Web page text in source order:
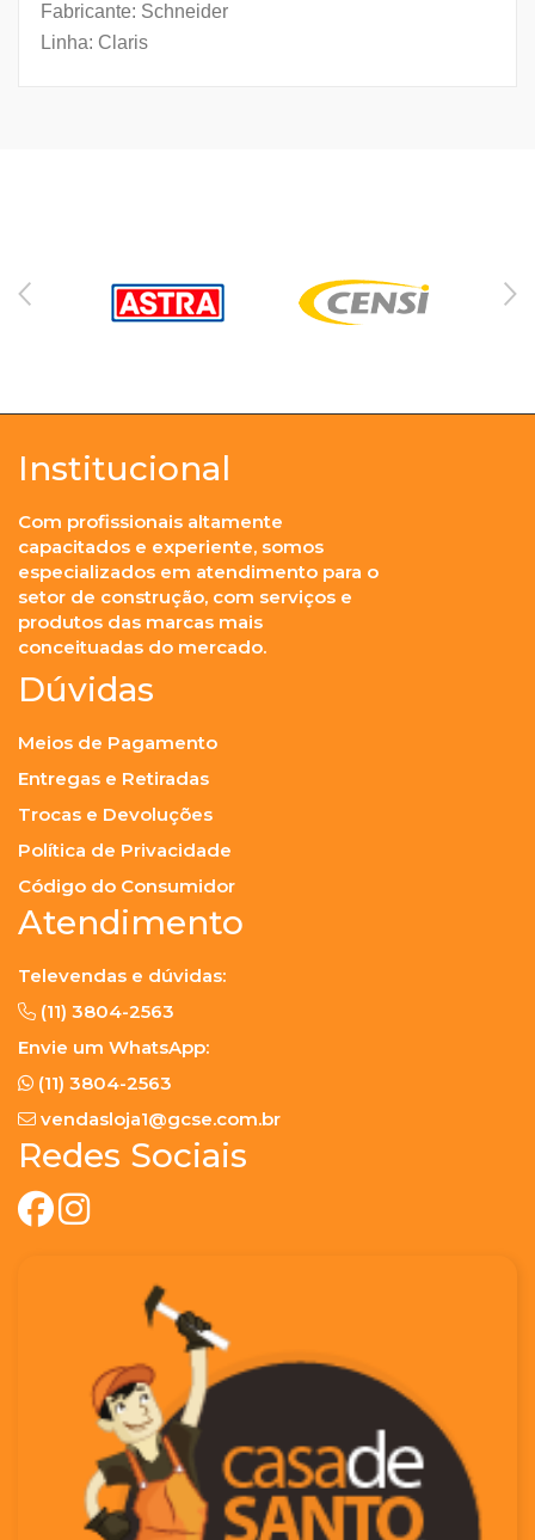
Fabricante: Schneider
Linha: Claris
Institucional
Com profissionais altamente
capacitados e experiente, somos
especializados em atendimento para o
setor de construção, com serviços e
produtos das marcas mais
conceituadas do mercado.
Dúvidas
Meios de Pagamento
Entregas e Retiradas
Trocas e Devoluções
Política de Privacidade
Código do Consumidor
Atendimento
Televendas e dúvidas:
(11) 3804-2563
Envie um WhatsApp:
(11) 3804-2563
vendasloja1@gcse.com.br
Redes Sociais